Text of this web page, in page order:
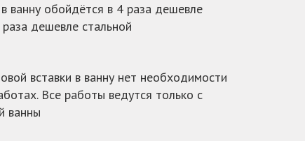
ванну обойдётся в 4 раза дешевле
дешевле стальной
вставки в ванну нет необходимости
Все работы ведутся только с
ванны